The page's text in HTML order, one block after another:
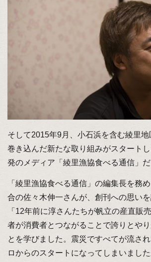
そして2015年9月、小石浜を含む綾里
巻き込んだ新たな取り組みがスタート
発のメディア「綾里漁協食べる通信」だ
「綾里漁協食べる通信」の編集長を務
合の佐々木伸一さんが、創刊への思いを
「12年前に淳さんたちが帆立の産直販
者が消費者とつながることで誇りとや
とを学びました。震災ですべてが流さ
ロからのスタートになってしまいまし